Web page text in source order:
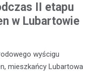
II etapu
w Lubartowie
wyścigu
mieszkańcy Lubartowa